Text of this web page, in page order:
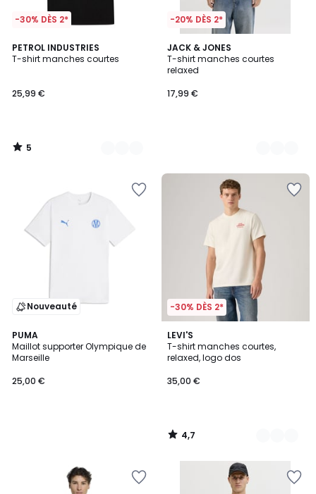
-30% DÈS 2*
PETROL INDUSTRIES
T-shirt manches courtes
25,99 €
5
/
2
Couleurs
5
/
-20% DÈS 2*
JACK & JONES
T-shirt manches courtes
relaxed
17,99 €
3
Couleurs
Nouveauté
PUMA
Maillot supporter Olympique de
Marseille
25,00 €
-30% DÈS 2*
LEVI'S
T-shirt manches courtes,
relaxed, logo dos
35,00 €
4,7
/ 5
2
Couleurs
4,7
/